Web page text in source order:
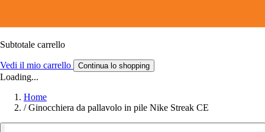
Subtotale carrello
Vedi il mio carrello Continua lo shopping
Loading...
Home
/ Ginocchiera da pallavolo in pile Nike Streak CE